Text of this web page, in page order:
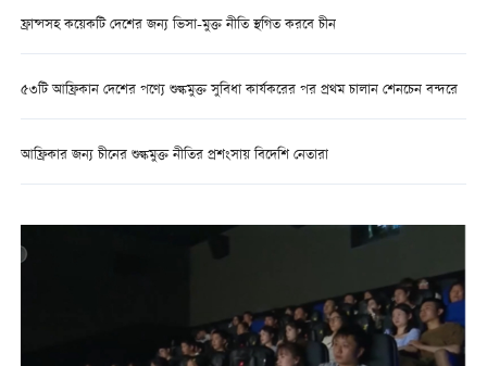
ফ্রান্সসহ কয়েকটি দেশের জন্য ভিসা-মুক্ত নীতি স্থগিত করবে চীন
৫৩টি আফ্রিকান দেশের পণ্যে শুল্কমুক্ত সুবিধা কার্যকরের পর প্রথম চালান শেনচেন বন্দরে
আফ্রিকার জন্য চীনের শুল্কমুক্ত নীতির প্রশংসায় বিদেশি নেতারা